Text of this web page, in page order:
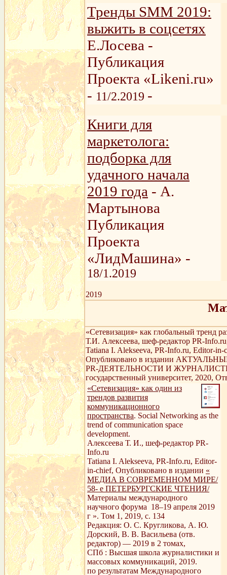
Тренды SMM 2019:
выжить в соцсетях
Е.Лосева -
Публикация
Проекта «Likeni.ru»
- 11/2.2019 -
Книги для
маркетолога:
подборка для
удачного начала
2019 года - А.
Мартынова
Публикация
Проекта
«ЛидМашина» -
18/1.2019
2019
«Сетевизация» как глобальный тренд
Т.И. Алексеева, шеф-редактор PR-
Tatiana I. Alekseeva, PR-Info.ru, Editor-in-
Опубликовано в издании
PR-ДЕЯТЕЛЬНОСТИ И ЖУРНАЛИСТИКИ.
государственный университет, 2020,
«Сетевизация» как один из
трендов развития
коммуникационного
пространства. Social Networking as the
trend of communication space
development.
Алексеева Т. И., шеф-редактор PR-
Info.ru
Tatiana I. Alekseeva, PR-Info.ru, Editor-
in-chief, Опубликовано в издании «
МЕДИА В СОВРЕМЕННОМ МИРЕ/
58- е ПЕТЕРБУРГСКИЕ ЧТЕНИЯ/
Материалы международного
научного форума 18–19 апреля 2019
г ». Том 1, 2019, c. 134
Редакция: О. С. Кругликова, А. Ю.
Дорский, В. В. Васильева (отв.
редактор) — 2019 в 2 томах,
СПб : Высшая школа журналистики и
массовых коммуникаций, 2019.
по результатам Международного